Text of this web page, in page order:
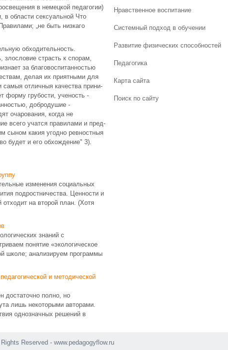
в немецкой педагогии)
в области сексуальной Что
„не быть низкаго
обходительность.
страсть к спорам,
за благовоспитанностью
делая их приятными для
самыя отличныя качества прини-
форму грубости, ученость -
добродушие -
очарования, когда не
всего учатся правилами и пред-
сыном какия угодно ревностныя
будет и его обхождение" 3).
изменения социальных
подростничества. Ценности и
на второй план. (Хотя
знаний с
понятие «экологическое
школе; анализируем программы
и методической
достаточно полно, но
лишь некоторыми авторами.
однозначных решений в
Нравственное воспитание
Системный подход в обучении
Развитие физических способностей
Педагогика
Карта сайта
Поиск по сайту
Reserved - www.pedagogyflow.ru